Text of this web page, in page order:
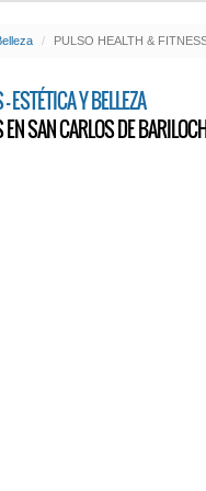
PULSO HEALTH &
ESTÉTICA Y BELLEZA
SAN CARLOS DE